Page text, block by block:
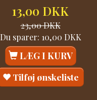
13,00 DKK
23,00 DKK
Du sparer: 10,00 DKK
LÆG I KURV
Tilføj ønskeliste